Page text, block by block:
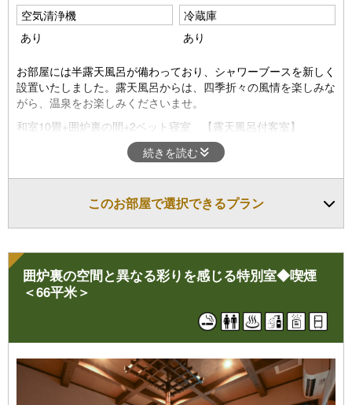
空気清浄機
あり
冷蔵庫
あり
お部屋には半露天風呂が備わっており、シャワーブースを新しく
設置いたしました。露天風呂からは、四季折々の風情を楽しみな
がら、温泉をお楽しみくださいませ。
和室10畳+囲炉裏の間+2ベット寝室 【露天風呂付客室】
囲炉裏の間は底上げし、イス・テーブル仕様になります。
※禁煙のお部屋タイプでございます
※お部屋のご指定は別途有料【お一人様5,500円税込み】となり
（状況によりご希望に添えない場合もございます）
続きを読む
このお部屋で選択できるプラン
囲炉裏の空間と異なる彩りを感じる特別室◆喫煙
＜66平米＞